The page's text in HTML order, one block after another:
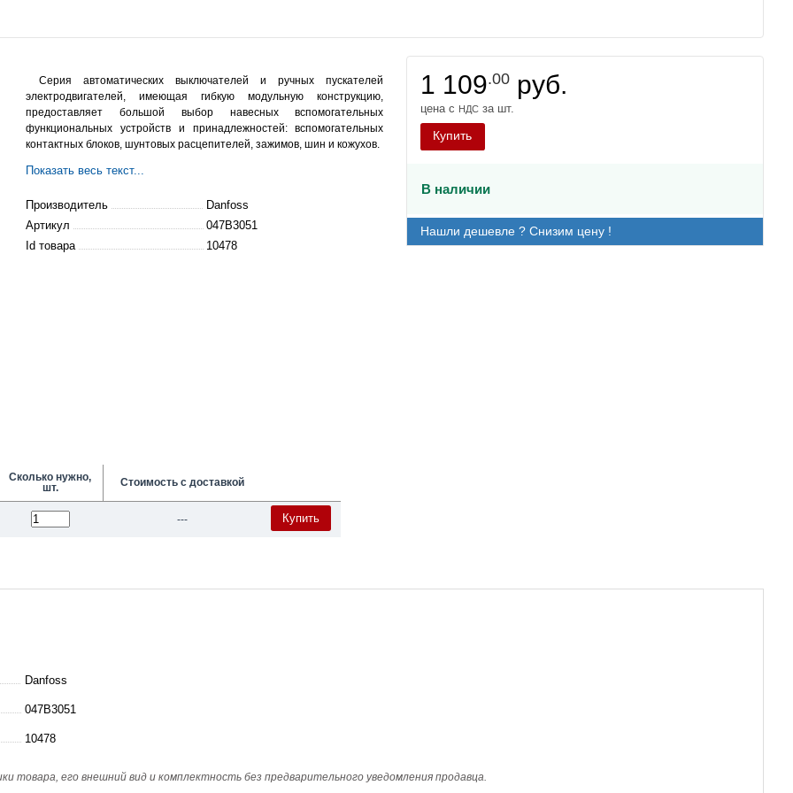
Серия автоматических выключателей и ручных пускателей
электродвигателей, имеющая гибкую модульную конструкцию,
предоставляет большой выбор навесныхвспомогательных
функциональных устройств и принадлежностей:вспомогательных
контактных блоков, шунтовых расцепителей, зажимов, шин и кожухов.
Показать весь текст...
Производитель
Danfoss
Артикул
047B3051
Id товара
10478
1 109.00 руб.
цена с НДС за шт.
Купить
В наличии
Нашли дешевле ? Снизим цену !
Сколько нужно,
шт.
Стоимость с доставкой
--- Купить
Danfoss
047B3051
10478
товара, его внешний вид и комплектность без предварительного уведомления продавца.